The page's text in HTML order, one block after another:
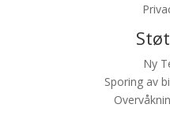
Ny
Sporing av